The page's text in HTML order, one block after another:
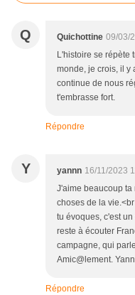
Q Quichottine 09/03/
L'histoire se répète
monde, je crois, il y
continue de nous
t'embrasse fort.
Répondre
Y yannn 16/11/2023
J'aime beaucoup ta
choses de la
tu évoques, c'est
reste à écouter
campagne, qui
Amic@lement. Yann
Répondre